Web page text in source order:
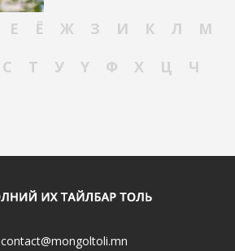
Е Ё Ж З И К Л
М
С Т У Ү Ф Х Ц
Ч
contact@mongoltoli.mn